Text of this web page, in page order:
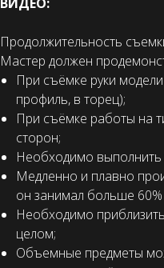
Продолжительность
Мастер должен
При съёмке руки
профиль, в торец);
При съёмке работы на
сторон;
Необходимо выполнить
Медленно и плавно
он занимал больше
Необходимо
целом;
Объемные предметы